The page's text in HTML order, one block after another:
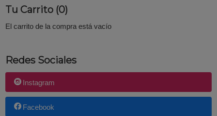
Tu Carrito (0)
El carrito de la compra está vacío
Redes Sociales
Instagram
Facebook